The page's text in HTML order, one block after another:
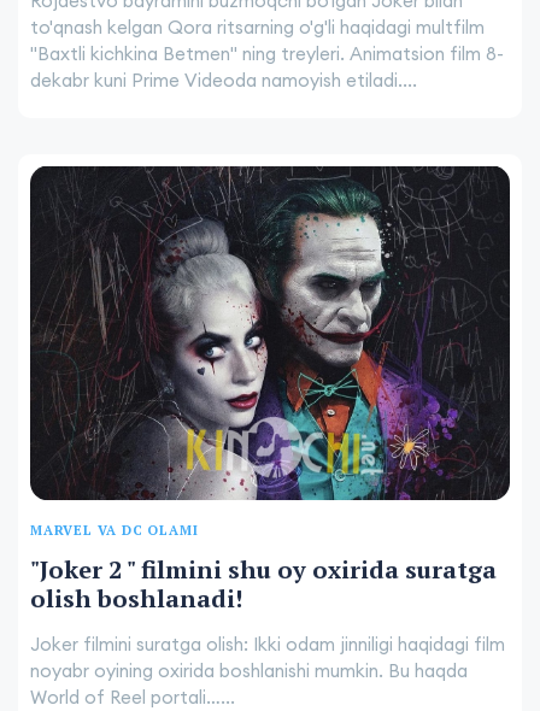
to'qnash kelgan Qora ritsarning o'g'li haqidagi multfilm
"Baxtli kichkina Betmen" ning treyleri. Animatsion film 8-
dekabr kuni Prime Videoda namoyish etiladi....
MARVEL VA DC OLAMI
"Joker 2 " filmini shu oy oxirida suratga
olish boshlanadi!
Joker filmini suratga olish: Ikki odam jinniligi haqidagi film
noyabr oyining oxirida boshlanishi mumkin. Bu haqda
World of Reel portali…...